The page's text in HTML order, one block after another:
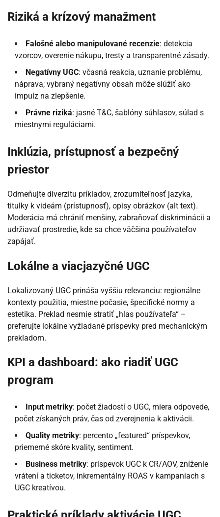
Riziká a krízový manažment
Falošné alebo manipulované recenzie: detekcia
vzorcov, overenie nákupu, tresty a transparentné zásady.
Negatívny UGC: včasná reakcia, uznanie problému,
náprava; vybraný negatívny obsah môže slúžiť ako
impulz na zlepšenie.
Právne riziká: jasné T&C, šablóny súhlasov, súlad s
miestnymi reguláciami.
Inklúzia, prístupnosť a bezpečný
priestor
Odmeňujte diverzitu príkladov, zrozumiteľnosť jazyka,
titulky k videám (prístupnosť), opisy obrázkov (alt text).
Moderácia má chrániť menšiny, zabraňovať diskriminácii a
udržiavať prostredie, kde sa chce väčšina používateľov
zapájať.
Lokálne a viacjazyčné UGC
Lokalizovaný UGC prináša vyššiu relevanciu: regionálne
kontexty použitia, miestne počasie, špecifické normy a
estetika. Preklad nesmie stratiť „hlas používateľa“ –
preferujte lokálne vyžiadané príspevky pred mechanickým
prekladom.
KPI a dashboard: ako riadiť UGC
program
Input metriky: počet žiadostí o UGC, miera odpovede,
počet získaných práv, čas od zverejnenia k aktivácii.
Quality metriky: percento „featured“ príspevkov,
priemerné skóre kvality, sentiment.
Business metriky: príspevok UGC k CR/AOV, zníženie
vrátení a ticketov, inkrementálny ROAS v kampaniach s
UGC kreatívou.